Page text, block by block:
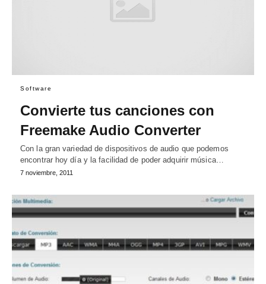
Software
Convierte tus canciones con
Freemake Audio Converter
Con la gran variedad de dispositivos de audio que podemos
encontrar hoy día y la facilidad de poder adquirir música…
7 noviembre, 2011